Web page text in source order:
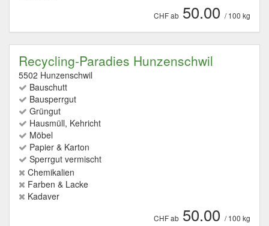
CHF ab 50.00 / 100 kg
Recycling-Paradies Hunzenschwil
5502 Hunzenschwil
Bauschutt
Bausperrgut
Grüngut
Hausmüll, Kehricht
Möbel
Papier & Karton
Sperrgut vermischt
Chemikalien
Farben & Lacke
Kadaver
CHF ab 50.00 / 100 kg